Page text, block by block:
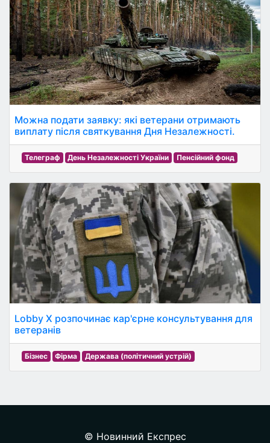
Можна подати заявку: які ветерани отримають
виплату після святкування Дня Незалежності.
Телеграф День Незалежності України Пенсійний фонд
Lobby X розпочинає кар'єрне консультування для
ветеранів
Бізнес Фірма Держава (політичний устрій)
© Новинний Експрес